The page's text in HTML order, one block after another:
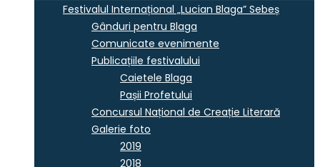
Festivalul Internațional „Lucian Blaga” Sebeș
Gânduri pentru Blaga
Comunicate evenimente
Publicațiile festivalului
Caietele Blaga
Pașii Profetului
Concursul Național de Creație Literară
Galerie foto
2019
2018